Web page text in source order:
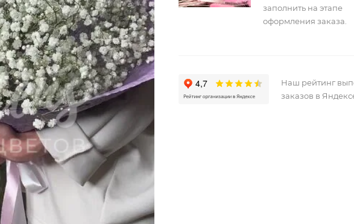
заполнить на этапе
оформления заказа.
Наш рейтинг
заказов в